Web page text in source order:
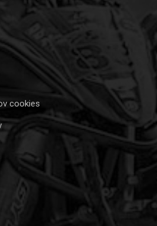
cookies